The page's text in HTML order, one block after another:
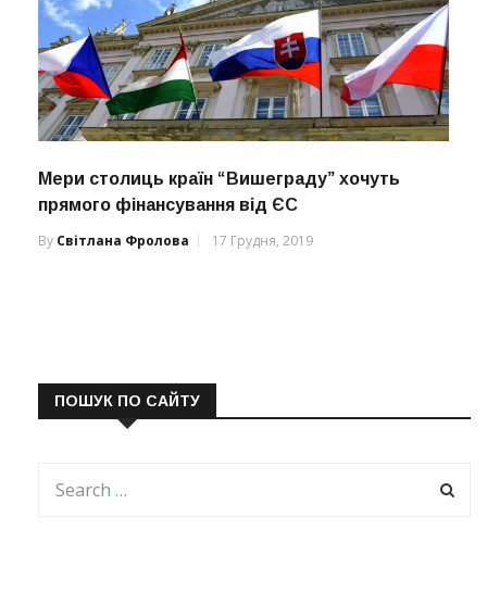
Мери столиць країн “Вишеграду” хочуть
прямого фінансування від ЄС
By Світлана Фролова 17 Грудня, 2019
ПОШУК ПО САЙТУ